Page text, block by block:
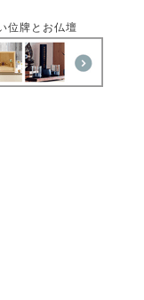
位牌とお仏壇